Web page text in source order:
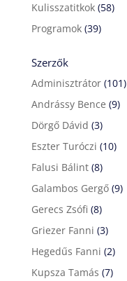
Kulisszatitkok(58)
Programok(39)
Szerzők
Adminisztrátor(101)
Andrássy Bence (9)
Dörgő Dávid (3)
Eszter Turóczi (10)
Falusi Bálint(8)
Galambos Gergő(9)
Gerecs Zsófi (8)
Griezer Fanni (3)
Hegedűs Fanni (2)
Kupsza Tamás (7)